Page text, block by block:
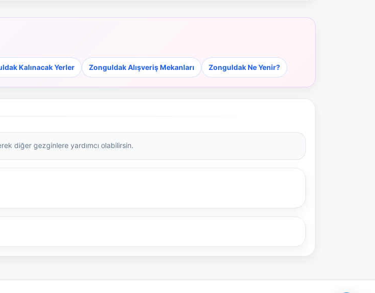
Kalınacak Yerler Zonguldak Alışveriş Mekanları Zonguldak Ne Yenir?
diğer gezginlere yardımcı olabilirsin.
önerir.
✨ İlk kez gelen
👨‍👩‍👧 Aile/Çocuk
🚗 Arabayla 📸 Fotoğraf
Durak